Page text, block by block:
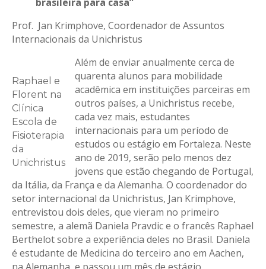
Prof. Jan Krimphove, Coordenador de Assuntos
Internacionais da Unichristus
Raphael e
Florent na
Clínica
Escola de
Fisioterapia
da
Unichristus
Além de enviar anualmente cerca de
quarenta alunos para mobilidade
acadêmica em instituições parceiras em
outros países, a Unichristus recebe,
cada vez mais, estudantes
internacionais para um período de
estudos ou estágio em Fortaleza. Neste
ano de 2019, serão pelo menos dez
jovens que estão chegando de Portugal,
da Itália, da França e da Alemanha. O coordenador do
setor internacional da Unichristus, Jan Krimphove,
entrevistou dois deles, que vieram no primeiro
semestre, a alemã Daniela Pravdic e o francês Raphael
Berthelot sobre a experiência deles no Brasil. Daniela
é estudante de Medicina do terceiro ano em Aachen,